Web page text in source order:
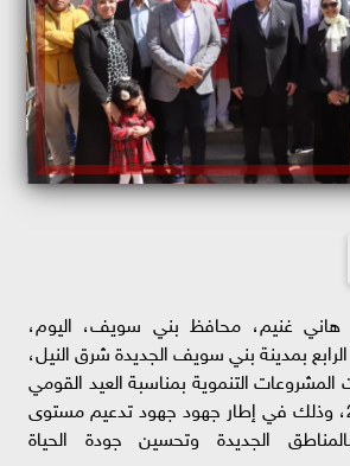
هاني غنيم، محافظ بني سويف، اليوم،
بمدينة بني سويف الجديدة شرق النيل،
التنموية بمناسبة العيد القومي
للمحافظة لعام 2025، وذلك في إطار جهود جهود تدعيم مستوى
الجديدة وتحسين جودة الحياة